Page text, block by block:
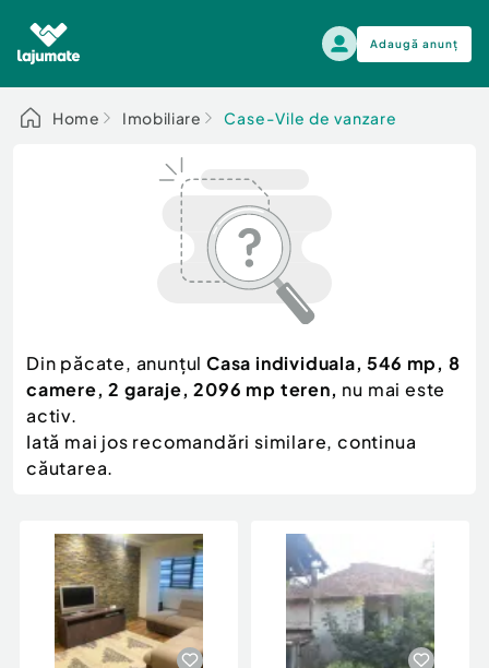
Adaugă anunț
Alege categoria
Auto, moto si ambarcatiuni
Electronice si electrocasnice
Mama si copilul
Moda si frumusete
Sport, timp liber, arta
Agro si Industrie
Animale de companie
Afaceri și echipamente profesionale
Inchiriere Bunuri si Vehicule
Auto, moto si ambarcatiuni
Scutere - ATV - UTV
Autoutilitare
Ambarcatiuni
Camioane - Rulote - Remorci
Motociclete
Piese auto si accesorii
Dacia Duster
Home Imobiliare Case-Vile de vanzare
Din păcate, anunțul Casa individuala, 546 mp, 8
camere, 2 garaje, 2096 mp teren, nu mai este
activ.
Iată mai jos recomandări similare, continua
căutarea.